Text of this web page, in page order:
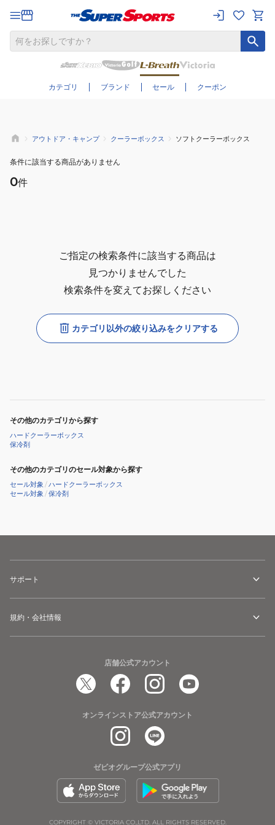
カテゴリ ブランド セール クーポン
さらに絞り込む
アウトドア・キャンプ クーラーボックス ソフトクーラーボックス
条件に該当する商品がありません
0件
ご指定の検索条件に該当する商品は
見つかりませんでした
検索条件を変えてお探しください
カテゴリ以外の絞り込みをクリアする
その他のカテゴリから探す
ハードクーラーボックス
保冷剤
その他のカテゴリのセール対象から探す
セール対象 /ハードクーラーボックス
セール対象 /保冷剤
サポート
規約・会社情報
店舗公式アカウント
オンラインストア公式アカウント
ゼビオグループ公式アプリ
COPYRIGHT © VICTORIA CO.,LTD. ALL RIGHTS RESERVED.